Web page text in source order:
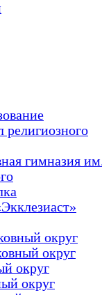
религиозного
гимназия
округ
округ
округ
округ